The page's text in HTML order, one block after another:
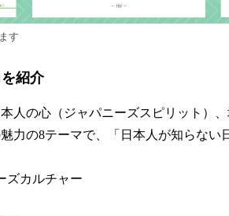
す
紹介
人の心（ジャパニーズスピリット）
力の8テーマで、「日本人が知らない
ズカルチャー